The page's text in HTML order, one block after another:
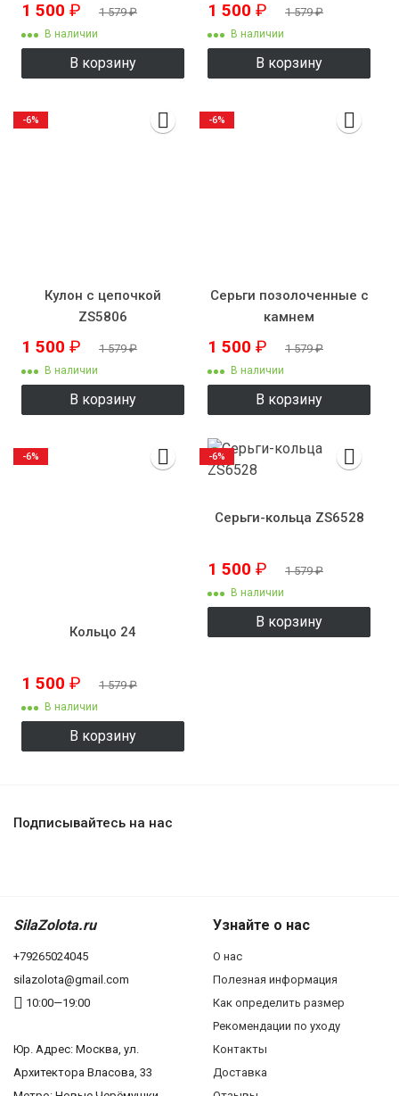
1 500 ₽ 1 579₽
В наличии
В корзину
1 500 ₽ 1 579₽
В наличии
В корзину
Кулон с цепочкой
ZS5806
1 500 ₽ 1 579₽
В наличии
В корзину
-6%
Серьги позолоченные с
камнем
1 500 ₽ 1 579₽
В наличии
В корзину
-6%
Кольцо 24
1 500 ₽ 1 579₽
В наличии
В корзину
-6%
Серьги-кольца ZS6528
1 500 ₽ 1 579₽
В наличии
В корзину
-6%
Подписывайтесь на нас
SilaZolota.ru
+79265024045
silazolota@gmail.com
10:00—19:00
Юр. Адреc: Москва, ул.
Архитектора Власова, 33
Узнайте о нас
О нас
Полезная информация
Как определить размер
Рекомендации по уходу
Контакты
Доставка